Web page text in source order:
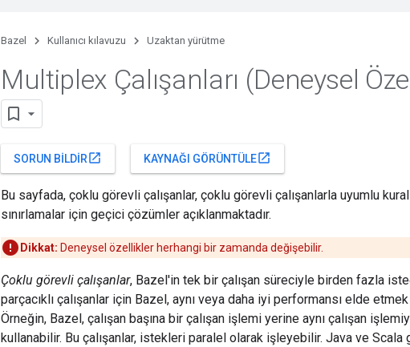
Bazel Kullanıcı kılavuzu Uzaktan yürütme
Multiplex Çalışanları (Deneysel
SORUN BILDIR open_in_new KAYNAĞI GÖRÜNTÜLEopen_in_new
Bu sayfada, çoklu görevli çalışanlar, çoklu görevli çalışanlarla uyumlu
sınırlamalar için geçici çözümler açıklanmaktadır.
Dikkat: Deneysel özellikler herhangi bir zamanda değişebilir.
Çoklu görevli çalışanlar, Bazel'in tek bir çalışan süreciyle birden fazla
parçacıklı çalışanlar için Bazel, aynı veya daha iyi performansı elde
Örneğin, Bazel, çalışan başına bir çalışan işlemi yerine aynı çalışan
kullanabilir. Bu çalışanlar, istekleri paralel olarak işleyebilir. Java ve